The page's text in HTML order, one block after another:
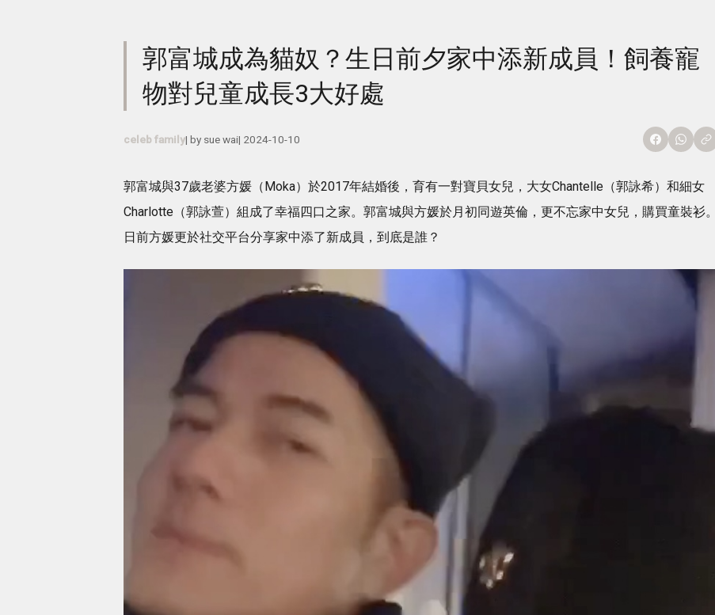
郭富城成為貓奴？生日前夕家中添新成員！飼養寵
物對兒童成長3大好處
celeb family| by sue wai| 2024-10-10
郭富城與37歲老婆方媛（Moka）於2017年結婚後，育有一對寶貝女兒，大女Chantelle（郭詠希）和細女
Charlotte（郭詠萱）組成了幸福四口之家。郭富城與方媛於月初同遊英倫，更不忘家中女兒，購買童裝衫。
日前方媛更於社交平台分享家中添了新成員，到底是誰？